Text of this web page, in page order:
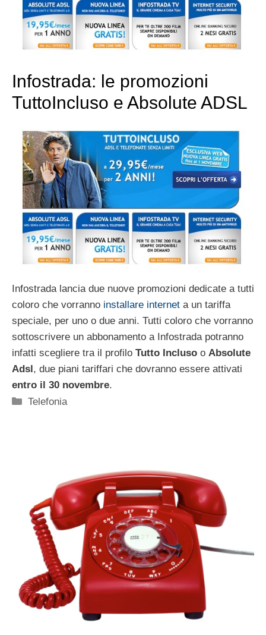
Infostrada: le promozioni
TuttoIncluso e Absolute ADSL
Infostrada lancia due nuove promozioni dedicate a tutti
coloro che vorranno installare internet a un tariffa
speciale, per uno o due anni. Tutti coloro che vorranno
sottoscrivere un abbonamento a Infostrada potranno
infatti scegliere tra il profilo Tutto Incluso o Absolute
Adsl, due piani tariffari che dovranno essere attivati
entro il 30 novembre.
Categorie
Telefonia